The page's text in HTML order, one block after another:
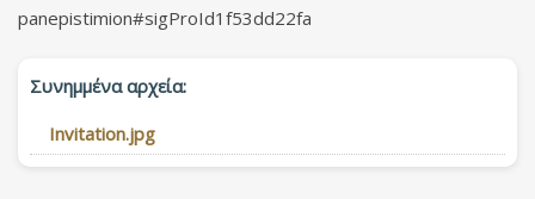
panepistimion#sigProId1f53dd22fa
Συνημμένα αρχεία:
Invitation.jpg